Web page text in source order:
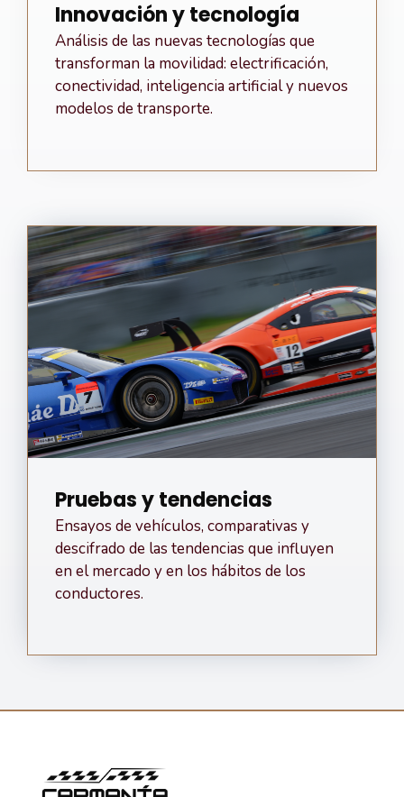
Innovación y tecnología
Análisis de las nuevas tecnologías que
transforman la movilidad: electrificación,
conectividad, inteligencia artificial y nuevos
modelos de transporte.
Pruebas y tendencias
Ensayos de vehículos, comparativas y
descifrado de las tendencias que influyen
en el mercado y en los hábitos de los
conductores.